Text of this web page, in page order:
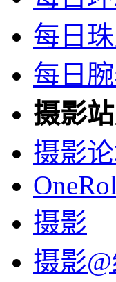
每日
每日
摄影
摄影
摄影
摄影